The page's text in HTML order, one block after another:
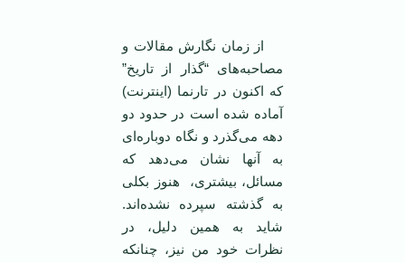
از زمان نگارش مقالات و
مصاحبه‌های “گذار از تاريخ”
که اکنون در تارنما (اينترنت)
آماده شده است در حدود دو
دهه می‌گذرد و نگاه دوباره‌ای
به آنها نشان می‌دهد که
مسائل، بيشتری، هنوز بکلی
به گذشته سپرده نشده‌اند.
شايد به همين دليل، در
نظرات خود من نيز، چنانکه